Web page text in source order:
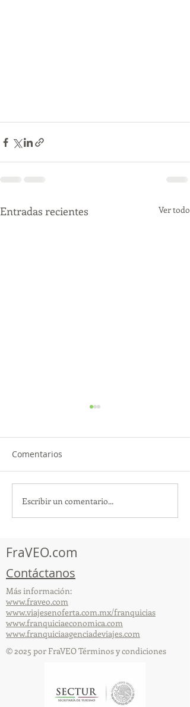
Entradas recientes Ver todo
TourTravelynByFraveo
participó en la
Comentarios
Escribir un comentario...
FraVEO.com
Contáctanos
Más información:
www.fraveo.com
www.viajesenoferta.com.mx/franquicias
www.franquiciaeconomica.com
www.franquiciaagenciadeviajes.com
© 2025 por FraVEO Términos y condiciones